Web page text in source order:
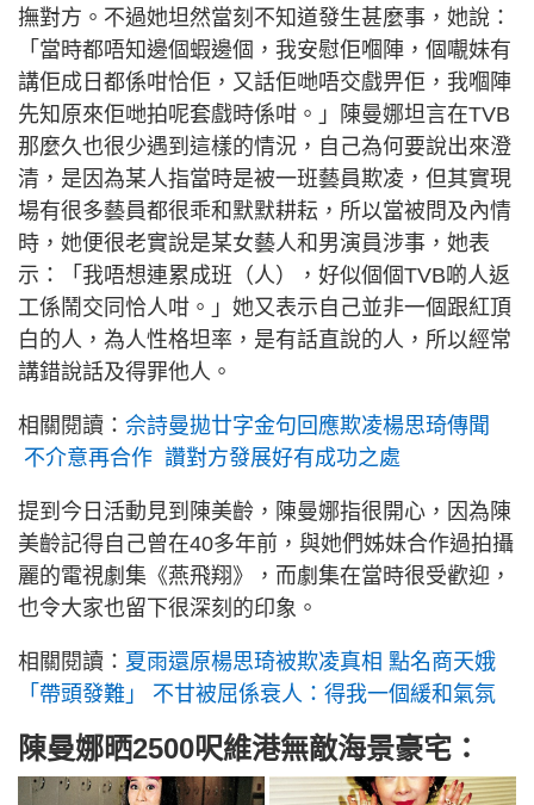
撫對方。不過她坦然當刻不知道發生甚麼事，她說：
「當時都唔知邊個蝦邊個，我安慰佢嗰陣，個𡃁妹有
講佢成日都係咁恰佢，又話佢哋唔交戲畀佢，我嗰陣
先知原來佢哋拍呢套戲時係咁。」陳曼娜坦言在TVB
那麼久也很少遇到這樣的情況，自己為何要說出來澄
清，是因為某人指當時是被一班藝員欺凌，但其實現
場有很多藝員都很乖和默默耕耘，所以當被問及內情
時，她便很老實說是某女藝人和男演員涉事，她表
示：「我唔想連累成班（人），好似個個TVB啲人返
工係鬧交同恰人咁。」她又表示自己並非一個跟紅頂
白的人，為人性格坦率，是有話直說的人，所以經常
講錯說話及得罪他人。
相關閱讀： 佘詩曼拋廿字金句回應欺凌楊思琦傳聞
不介意再合作 讚對方發展好有成功之處
提到今日活動見到陳美齡，陳曼娜指很開心，因為陳
美齡記得自己曾在40多年前，與她們姊妹合作過拍攝
麗的電視劇集《燕飛翔》，而劇集在當時很受歡迎，
也令大家也留下很深刻的印象。
相關閱讀： 夏雨還原楊思琦被欺凌真相 點名商天娥
「帶頭發難」 不甘被屈係衰人：得我一個緩和氣氛
陳曼娜晒2500呎維港無敵海景豪宅：